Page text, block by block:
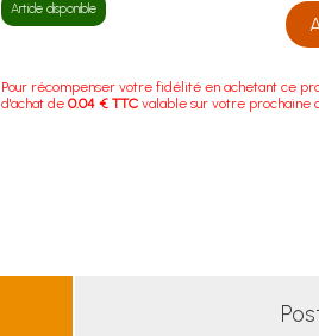
Article disponible
Pour récompenser votre fidélité en achetant ce
d'achat de0.04 € TTC valable sur votre prochaine